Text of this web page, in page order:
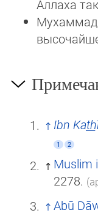
Аллаха
Мухаммад
Ibn
1 2
Muslim
2278.
Abū